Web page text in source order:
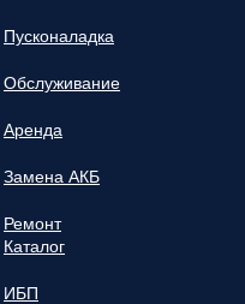
Пусконаладка
Обслуживание
Аренда
Замена АКБ
Ремонт
Каталог
ИБП